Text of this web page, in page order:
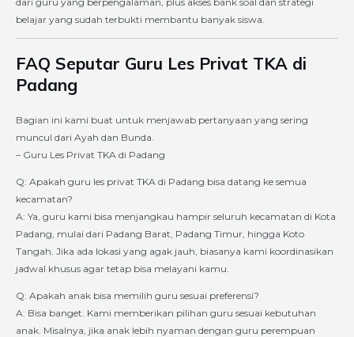
belajar yang sudah terbukti membantu banyak siswa.
FAQ Seputar Guru Les Privat TKA di
Padang
Bagian ini kami buat untuk menjawab pertanyaan yang sering
muncul dari Ayah dan Bunda.
– Guru Les Privat TKA di Padang
Q: Apakah guru les privat TKA di Padang bisa datang ke semua
kecamatan?
A: Ya, guru kami bisa menjangkau hampir seluruh kecamatan di Kota
Padang, mulai dari Padang Barat, Padang Timur, hingga Koto
Tangah. Jika ada lokasi yang agak jauh, biasanya kami koordinasikan
jadwal khusus agar tetap bisa melayani kamu.
Q: Apakah anak bisa memilih guru sesuai preferensi?
A: Bisa banget. Kami memberikan pilihan guru sesuai kebutuhan
anak. Misalnya, jika anak lebih nyaman dengan guru perempuan